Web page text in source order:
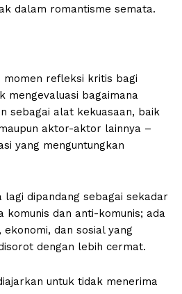
dalam romantisme semata.
momen refleksi kritis bagi
mengevaluasi bagaimana
sebagai alat kekuasaan, baik
aktor-aktor lainnya –
yang menguntungkan
lagi dipandang sebagai sekadar
komunis dan anti-komunis; ada
dan sosial yang
dengan lebih cermat.
untuk tidak menerima